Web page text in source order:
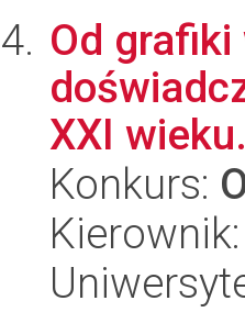
Od
XXI
Konkurs: